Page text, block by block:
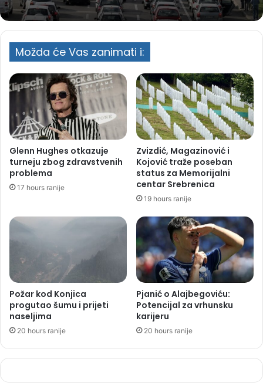
Možda će Vas zanimati i:
Glenn Hughes otkazuje
turneju zbog zdravstvenih
problema
17 hours ranije
Zvizdić, Magazinović i
Kojović traže poseban
status za Memorijalni
centar Srebrenica
19 hours ranije
Požar kod Konjica
progutao šumu i prijeti
naseljima
20 hours ranije
Pjanić o Alajbegoviću:
Potencijal za vrhunsku
karijeru
20 hours ranije